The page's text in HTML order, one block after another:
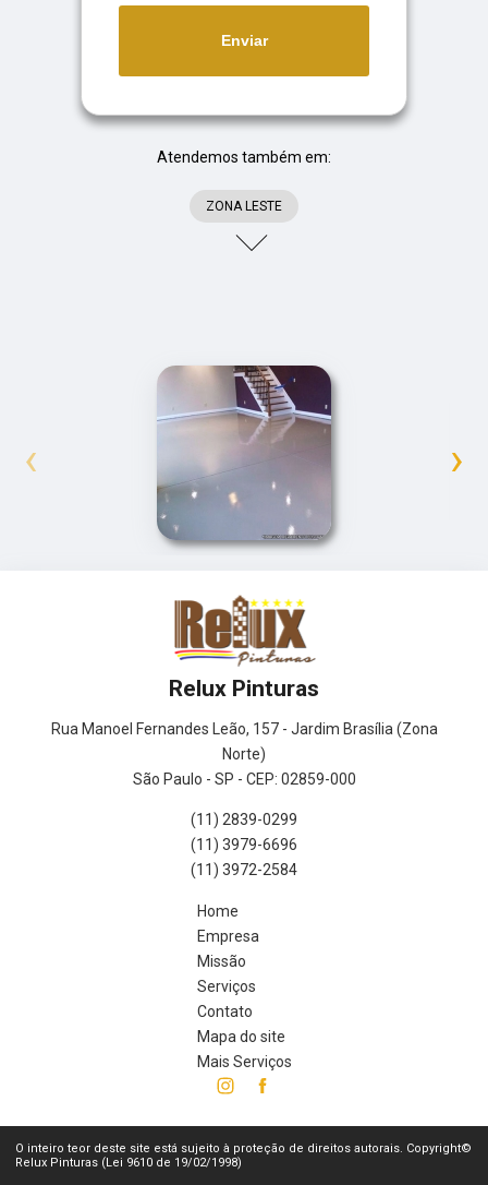
Enviar
Atendemos também em:
ZONA LESTE
‹ ›
Relux Pinturas
Rua Manoel Fernandes Leão, 157 - Jardim Brasília (Zona
Norte)
São Paulo - SP - CEP: 02859-000
(11) 2839-0299
(11) 3979-6696
(11) 3972-2584
Home
Empresa
Missão
Serviços
Contato
Mapa do site
Mais Serviços
O inteiro teor deste site está sujeito à proteção de direitos autorais. Copyright©
Relux Pinturas (Lei 9610 de 19/02/1998)